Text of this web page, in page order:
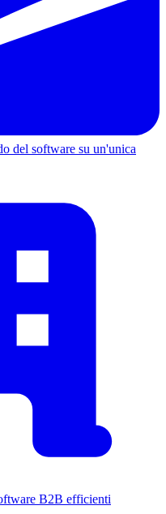
del software su un'unica
B2B efficienti